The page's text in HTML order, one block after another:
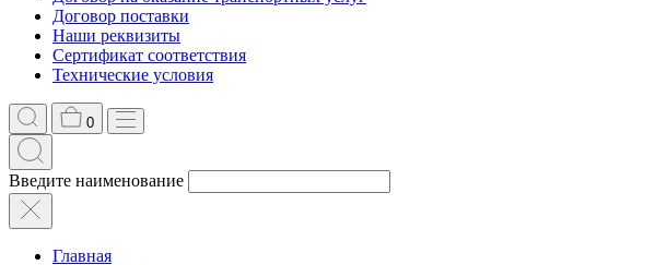
Договор поставки
Наши реквизиты
Сертификат соответствия
Технические условия
0
Введите наименование
Главная